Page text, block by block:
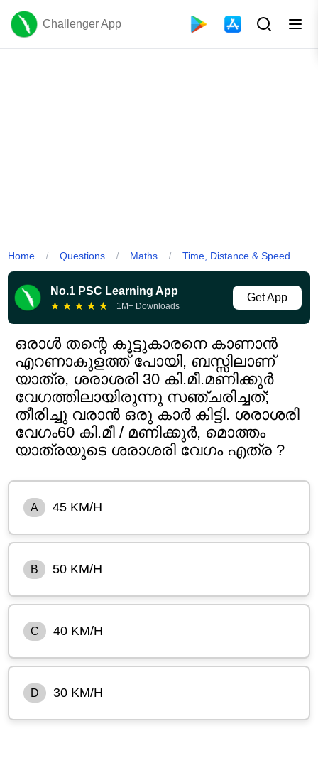
Challenger App
Home / Questions / Maths / Time, Distance & Speed
No.1 PSC Learning App
★ ★ ★ ★ ★ 1M+ Downloads
Get App
ഒരാൾ തന്റെ കൂട്ടുകാരനെ കാണാൻ
എറണാകുളത്ത് പോയി, ബസ്സിലാണ്
യാത്ര, ശരാശരി 30 കി.മീ.മണിക്കുർ
വേഗത്തിലായിരുന്നു സഞ്ചരിച്ചത്;
തീരിച്ചു വരാൻ ഒരു കാർ കിട്ടി. ശരാശരി
വേഗം60 കി.മീ / മണിക്കുർ, മൊത്തം
യാത്രയുടെ ശരാശരി വേഗം എത്ര ?
A 45 KM/H
B 50 KM/H
C 40 KM/H
D 30 KM/H